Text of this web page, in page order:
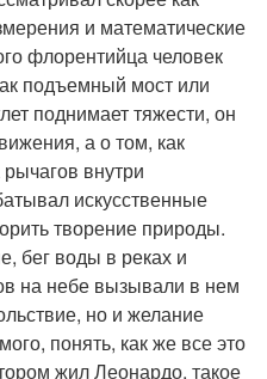
и математические
флорентийца человек
подъемный мост или
поднимает тяжести, он
а о том, как
внутри
искусственные
творение природы.
бег воды в реках и
на небе вызывали в нем
но и желание
понять, как же все это
жил Леонардо, такое